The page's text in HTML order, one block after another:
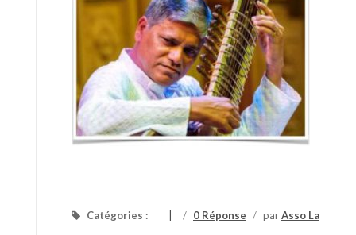
Catégories : / 0 Réponse / parAsso La